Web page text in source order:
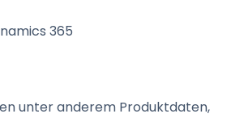
365
unter anderem Produktdaten,